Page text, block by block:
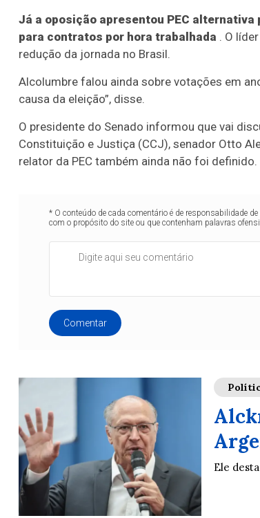
Já a oposição apresentou PEC
para contratos por hora trabalhada . O
redução da jornada no Brasil.
Alcolumbre falou ainda sobre votações em
causa da eleição”, disse.
O presidente do Senado informou que vai
Constituição e Justiça (CCJ), senador Otto
relator da PEC também ainda não foi definido.
* O conteúdo de cada comentário é de responsabilidade
com o propósito do site ou que contenham palavras
Comentar
Ele